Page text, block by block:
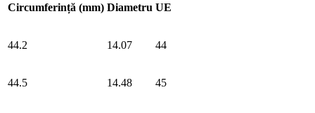
Circumferință (mm) Diametru UE
44.2 14.07 44
44.5 14.48 45